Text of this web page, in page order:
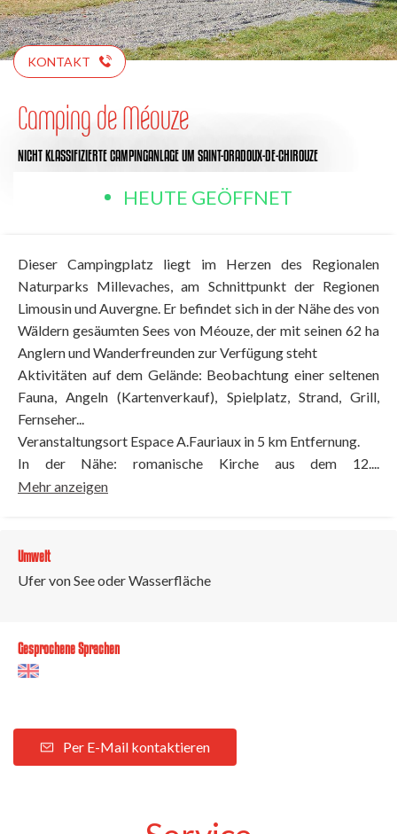
KONTAKT
Camping de Méouze
NICHT KLASSIFIZIERTE CAMPINGANLAGEUM SAINT-ORADOUX-DE-CHIROUZE
HEUTE GEÖFFNET
Dieser Campingplatz liegt im Herzen des Regionalen
Naturparks Millevaches, am Schnittpunkt der Regionen
Limousin und Auvergne. Er befindet sich in der Nähe des von
Wäldern gesäumten Sees von Méouze, der mit seinen 62 ha
Anglern und Wanderfreunden zur Verfügung steht
Aktivitäten auf dem Gelände: Beobachtung einer seltenen
Fauna, Angeln (Kartenverkauf), Spielplatz, Strand, Grill,
Fernseher...
Veranstaltungsort Espace A.Fauriaux in 5 km Entfernung.
In der Nähe: romanische Kirche aus dem 12....
Mehr anzeigen
Umwelt
Ufer von See oder Wasserfläche
Gesprochene Sprachen
Per E-Mail kontaktieren